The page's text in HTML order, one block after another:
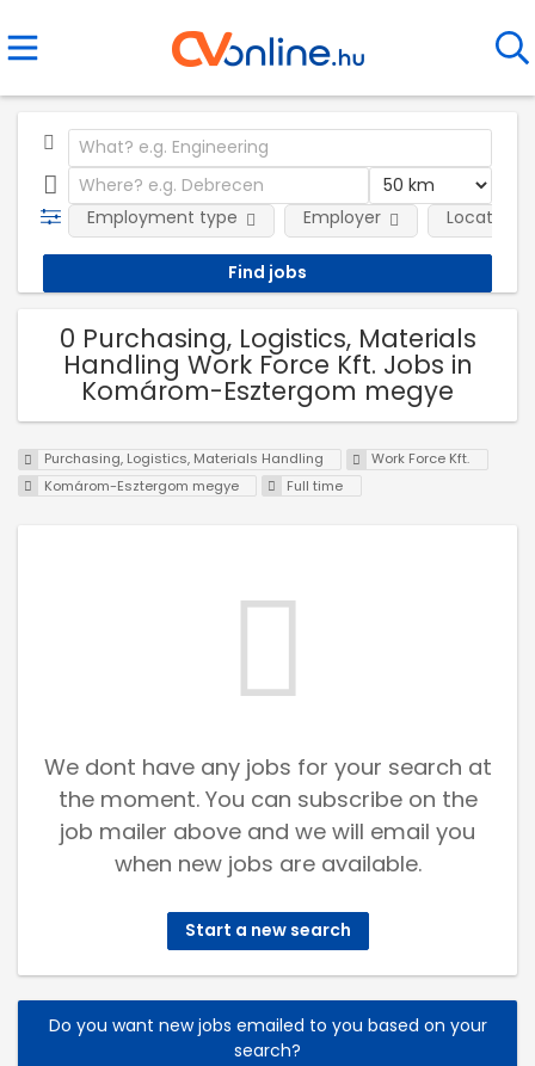
Employment type Employer Location
0 Purchasing, Logistics, Materials
Handling Work Force Kft. Jobs in
Komárom-Esztergom megye
Purchasing, Logistics, Materials Handling
Work Force Kft.
Komárom-Esztergom megye
Full time
We dont have any jobs for your search at
the moment. You can subscribe on the
job mailer above and we will email you
when new jobs are available.
Start a new search
Do you want new jobs emailed to you based on your
search?